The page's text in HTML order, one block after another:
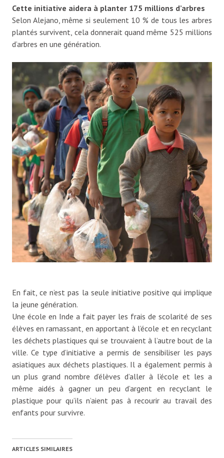
Cette initiative aidera à planter 175 millions d’arbres
Selon Alejano, même si seulement 10 % de tous les arbres
plantés survivent, cela donnerait quand même 525 millions
d’arbres en une génération.
En fait, ce n’est pas la seule initiative positive qui implique
la jeune génération.
Une école en Inde a fait payer les frais de scolarité de ses
élèves en ramassant, en apportant à l’école et en recyclant
les déchets plastiques qui se trouvaient à l’autre bout de la
ville. Ce type d’initiative a permis de sensibiliser les pays
asiatiques aux déchets plastiques. Il a également permis à
un plus grand nombre d’élèves d’aller à l’école et les a
même aidés à gagner un peu d’argent en recyclant le
plastique pour qu’ils n’aient pas à recourir au travail des
enfants pour survivre.
ARTICLES SIMILAIRES